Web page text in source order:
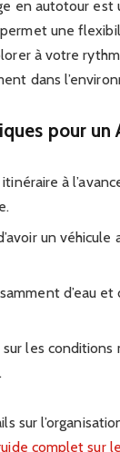
en autotour est
une
à votre
dans
pour un
à
un
d’eau et
les conditions
sur
complet sur